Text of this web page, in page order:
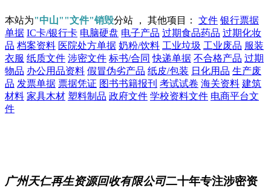
本站为"中山""文件"销毁分站 ， 其他项目： 文件 银行票据
单据 IC卡/银行卡 电脑硬盘 电子产品 过期食品药品 过期化妆
品 档案资料 医院处方单据 奶粉/饮料 工业垃圾 工业废品 服装
衣服 纸质文件 涉密文件 标书/合同 快递单据 不合格产品 过期
物品 办公用品资料 假冒伪劣产品 纸皮/包装 日化用品 生产废
品 发票单据 票据凭证 图书书籍报刊 考试试卷 海关资料 建筑
材料 家具木材 塑料制品 政府文件 学校资料文件 电商平台文
件
广州天仁再生资源回收有限公司二十年专注涉密资